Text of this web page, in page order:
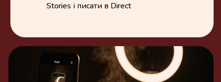
Stories і писати в Direct